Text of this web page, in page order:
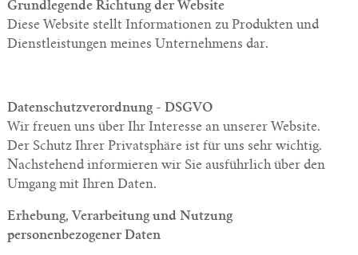
Grundlegende Richtung der Website
Diese Website stellt Informationen zu Produkten und
Dienstleistungen meines Unternehmens dar.
Datenschutzverordnung - DSGVO
Wir freuen uns über Ihr Interesse an unserer Website.
Der Schutz Ihrer Privatsphäre ist für uns sehr wichtig.
Nachstehend informieren wir Sie ausführlich über den
Umgang mit Ihren Daten.
Erhebung, Verarbeitung und Nutzung
personenbezogener Daten